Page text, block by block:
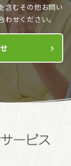
含むその他お問い
せください。